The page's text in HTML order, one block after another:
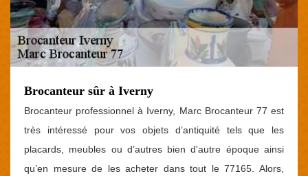
Brocanteur sûr à Iverny
Brocanteur professionnel à Iverny, Marc Brocanteur 77 est
très intéressé pour vos objets d’antiquité tels que les
placards, meubles ou d’autres bien d'autre époque ainsi
qu’en mesure de les acheter dans tout le 77165. Alors,